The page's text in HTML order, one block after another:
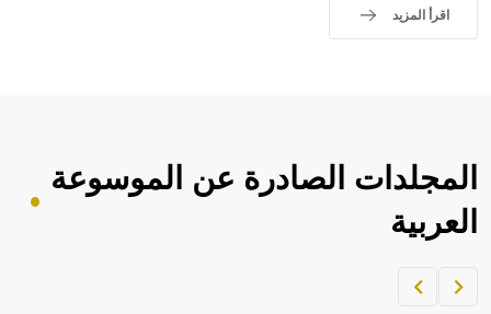
اقرأ المزيد
المجلدات الصادرة عن الموسوعة
العربية